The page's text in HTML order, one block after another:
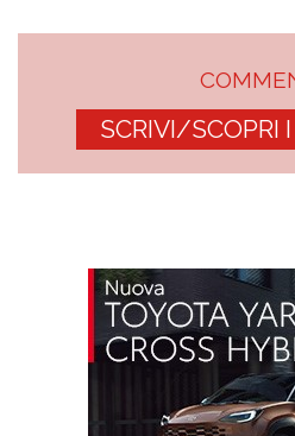
SCRIVI/SCOPRI